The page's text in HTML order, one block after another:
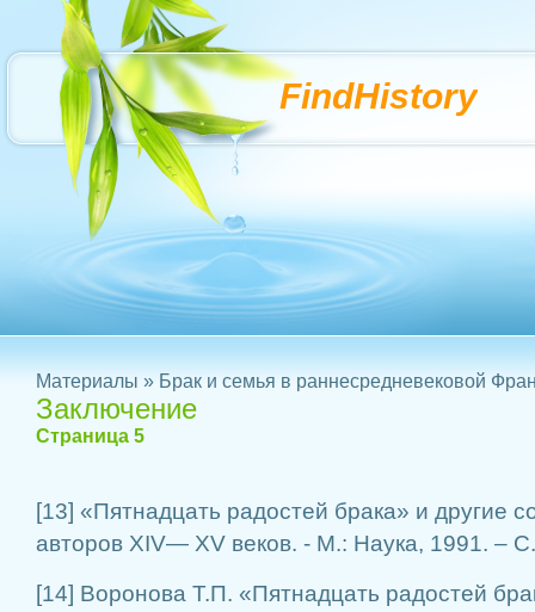
FindHistory
Материалы » Брак и семья в раннесредневековой
Заключение
Страница 5
[13] «Пятнадцать радостей брака» и другие
авторов XIV— XV веков. - М.: Наука, 1991. –
[14] Воронова Т.П. «Пятнадцать радостей